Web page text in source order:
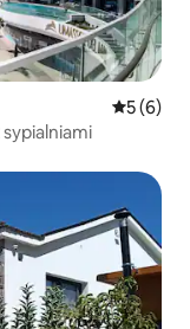
Średnia
5 (6)